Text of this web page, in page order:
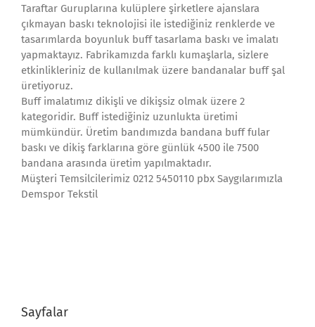
Taraftar Guruplarına kulüplere şirketlere ajanslara
çıkmayan baskı teknolojisi ile istediğiniz renklerde ve
tasarımlarda boyunluk buff tasarlama baskı ve imalatı
yapmaktayız. Fabrikamızda farklı kumaşlarla, sizlere
etkinlikleriniz de kullanılmak üzere bandanalar buff şal
üretiyoruz.
Buff imalatımız dikişli ve dikişsiz olmak üzere 2
kategoridir. Buff istediğiniz uzunlukta üretimi
mümkündür. Üretim bandımızda bandana buff fular
baskı ve dikiş farklarına göre günlük 4500 ile 7500
bandana arasında üretim yapılmaktadır.
Müşteri Temsilcilerimiz 0212 5450110 pbx Saygılarımızla
Demspor Tekstil
Sayfalar